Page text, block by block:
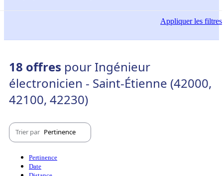
Appliquerles filtres
18 offres pour Ingénieur
électronicien - Saint-Étienne (42000,
42100, 42230)
Trier par Pertinence
Pertinence
Date